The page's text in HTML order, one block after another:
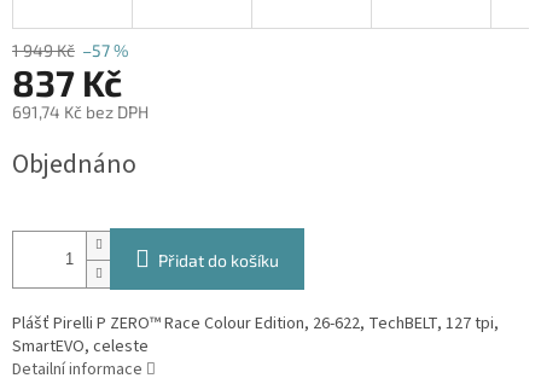
1 949 Kč –57 %
837 Kč
691,74 Kč bez DPH
cena:
Objednáno
Přidat do košíku
Plášť Pirelli P ZERO™ Race Colour Edition, 26-622, TechBELT, 127 tpi,
SmartEVO, celeste
Detailní informace